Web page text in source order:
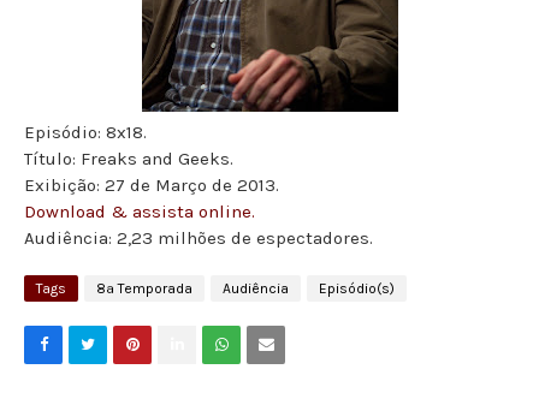
Episódio: 8x18.
Título: Freaks and Geeks.
Exibição: 27 de Março de 2013.
Download & assista online.
Audiência: 2,23 milhões de espectadores.
Tags 8ª Temporada Audiência Episódio(s)